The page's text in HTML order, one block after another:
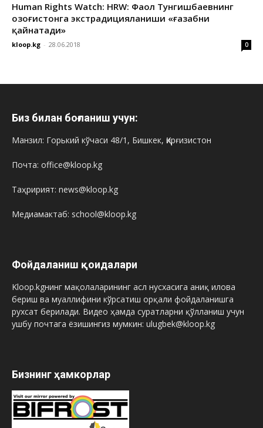
Human Rights Watch: HRW: Фаол Тунгишбаевнинг
Қозоғистонга экстрадицияланиши «ғазабни
қайнатади»
kloop.kg - 28.06.2018 0
Биз билан боғланиш учун:
Манзил: Горький кўчаси 48/1, Бишкек, Қирғизистон
Почта: office@kloop.kg
Таҳририят: news@kloop.kg
Медиамактаб: school@kloop.kg
Фойдаланиш қоидалари
Kloop.kgнинг мақолаларининг асл нусхасига аниқ илова
бериш ва муаллифини кўрсатиш орқали фойдаланишга
рухсат берилади. Видео ҳамда суратларни қўлланиш учун
ушбу почтага ёзишингиз мумкин: ulugbek@kloop.kg
Бизнинг ҳамкорлар